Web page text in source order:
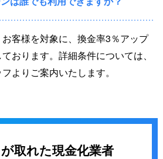
客様を対象に、換金率3％アップ
おります。詳細条件については、
よりご案内いたします。
取れた現金化業者